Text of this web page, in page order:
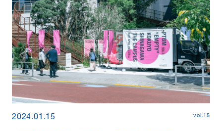
2024.01.15 vol.15